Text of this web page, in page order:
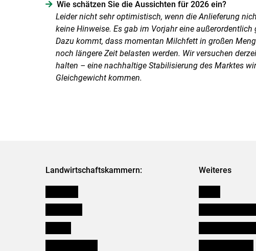
Wie schätzen Sie die Aussichten für 2026 ein?
Leider nicht sehr optimistisch, wenn die Anlieferung
keine Hinweise. Es gab im Vorjahr eine
Dazu kommt, dass momentan Milchfett in großen
noch längere Zeit belasten werden. Wir versuchen
halten – eine nachhaltige Stabilisierung des Marktes
Gleichgewicht kommen.
Landwirtschaftskammern: Weiteres